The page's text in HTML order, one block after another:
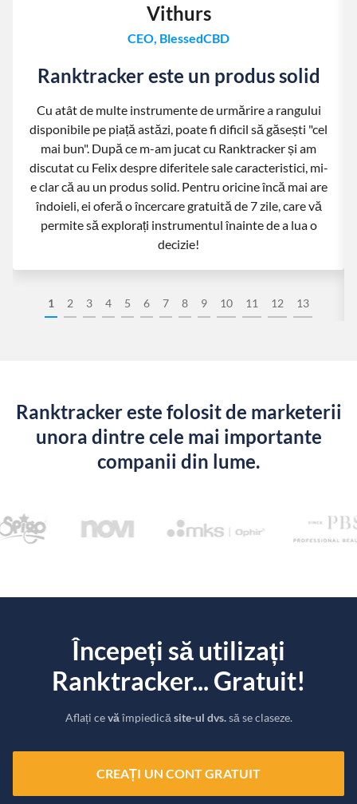
1 2 3 4 5 6 7 8 9 10 11 12 13
Vithurs
CEO, BlessedCBD
Ranktracker este un produs solid
Cu atât de multe instrumente de urmărire a rangului
disponibile pe piață astăzi, poate fi dificil să găsești "cel
mai bun". După ce m-am jucat cu Ranktracker și am
discutat cu Felix despre diferitele sale caracteristici, mi-
e clar că au un produs solid. Pentru oricine încă mai are
îndoieli, ei oferă o încercare gratuită de 7 zile, care vă
permite să explorați instrumentul înainte de a lua o
decizie!
Ranktracker este folosit de marketerii
unora dintre cele mai importante
companii din lume.
Începeți să utilizați
Ranktracker... Gratuit!
Aflați cevăîmpiedică site-ul dvs.să se claseze.
CREAȚI UN CONT GRATUIT